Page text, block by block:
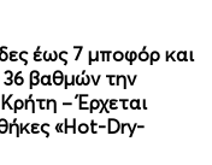
έως 7 μποφόρ και
βαθμών την
– Έρχεται
«Hot-Dry-